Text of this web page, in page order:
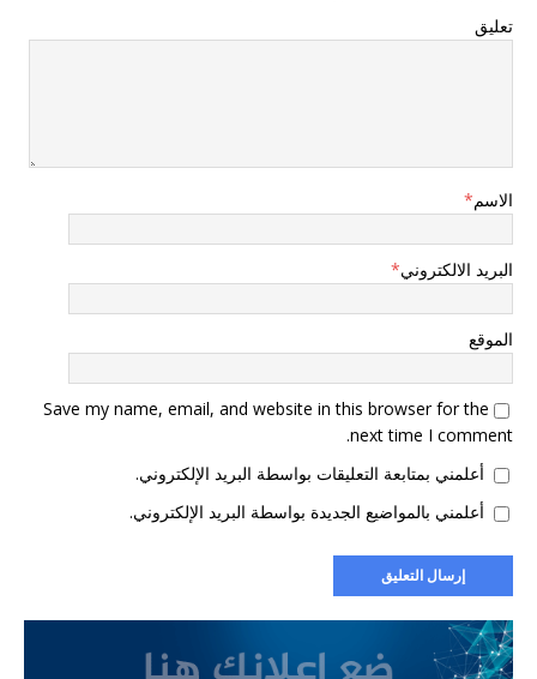
تعليق
الاسم*
البريد الالكتروني*
الموقع
Save my name, email, and website in this browser for the
next time I comment.
أعلمني بمتابعة التعليقات بواسطة البريد الإلكتروني.
أعلمني بالمواضيع الجديدة بواسطة البريد الإلكتروني.